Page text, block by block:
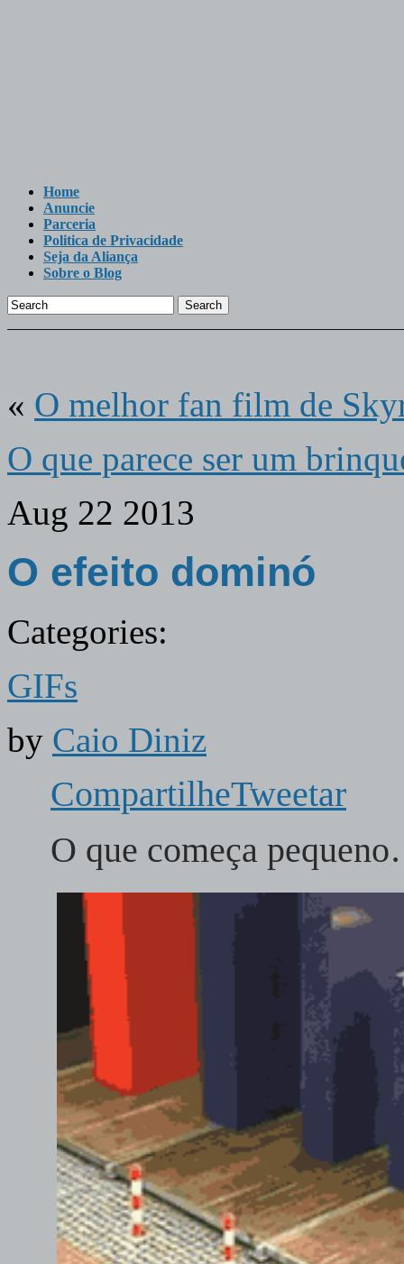
Home
Anuncie
Parceria
Politica de Privacidade
Seja da Aliança
Sobre o Blog
Search
« O melhor fan film de
O que parece ser um
Aug 22 2013
O efeito dominó
Categories:
GIFs
by Caio Diniz
CompartilheTweetar
O que começa